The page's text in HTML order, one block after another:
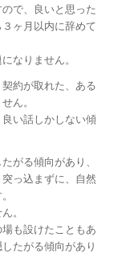
で、良いと思った
ヶ月以内に辞めて
なりません。
約が取れた、ある
ん。
い話しかしない傾
がる傾向があり、
っ込まずに、自然
。
も設けたこともあ
たがる傾向があり